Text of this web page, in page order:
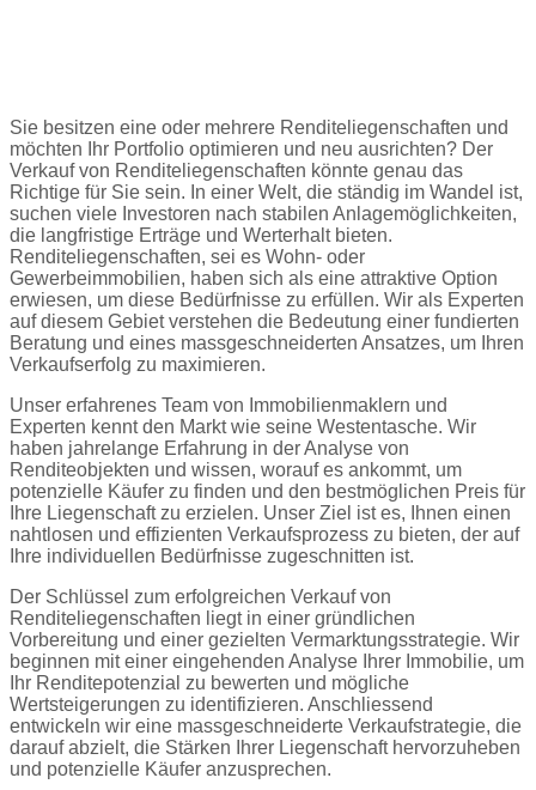
Sie besitzen eine oder mehrere Renditeliegenschaften und
möchten Ihr Portfolio optimieren und neu ausrichten? Der
Verkauf von Renditeliegenschaften könnte genau das
Richtige für Sie sein. In einer Welt, die ständig im Wandel ist,
suchen viele Investoren nach stabilen Anlagemöglichkeiten,
die langfristige Erträge und Werterhalt bieten.
Renditeliegenschaften, sei es Wohn- oder
Gewerbeimmobilien, haben sich als eine attraktive Option
erwiesen, um diese Bedürfnisse zu erfüllen. Wir als Experten
auf diesem Gebiet verstehen die Bedeutung einer fundierten
Beratung und eines massgeschneiderten Ansatzes, um Ihren
Verkaufserfolg zu maximieren.
Unser erfahrenes Team von Immobilienmaklern und
Experten kennt den Markt wie seine Westentasche. Wir
haben jahrelange Erfahrung in der Analyse von
Renditeobjekten und wissen, worauf es ankommt, um
potenzielle Käufer zu finden und den bestmöglichen Preis für
Ihre Liegenschaft zu erzielen. Unser Ziel ist es, Ihnen einen
nahtlosen und effizienten Verkaufsprozess zu bieten, der auf
Ihre individuellen Bedürfnisse zugeschnitten ist.
Der Schlüssel zum erfolgreichen Verkauf von
Renditeliegenschaften liegt in einer gründlichen
Vorbereitung und einer gezielten Vermarktungsstrategie. Wir
beginnen mit einer eingehenden Analyse Ihrer Immobilie, um
Ihr Renditepotenzial zu bewerten und mögliche
Wertsteigerungen zu identifizieren. Anschliessend
entwickeln wir eine massgeschneiderte Verkaufstrategie, die
darauf abzielt, die Stärken Ihrer Liegenschaft hervorzuheben
und potenzielle Käufer anzusprechen.